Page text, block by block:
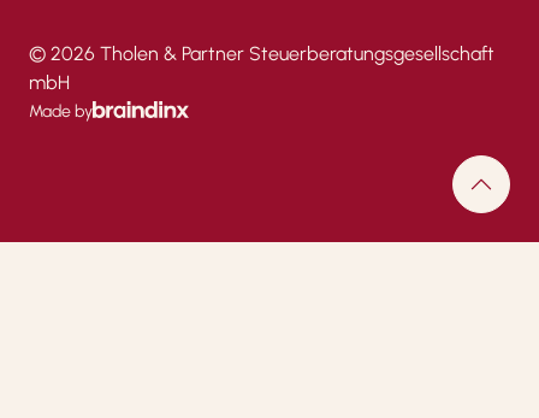
© 2026 Tholen & Partner Steuerberatungsgesellschaft
mbH
Made by